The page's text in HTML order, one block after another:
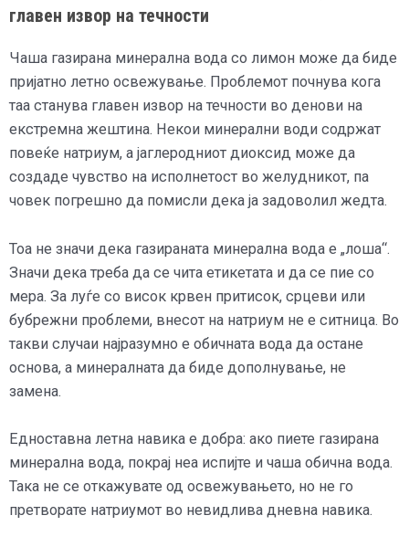
главен извор на течности
Чаша газирана минерална вода со лимон може да биде
пријатно летно освежување. Проблемот почнува кога
таа станува главен извор на течности во денови на
екстремна жештина. Некои минерални води содржат
повеќе натриум, а јаглеродниот диоксид може да
создаде чувство на исполнетост во желудникот, па
човек погрешно да помисли дека ја задоволил жедта.
Тоа не значи дека газираната минерална вода е „лоша“.
Значи дека треба да се чита етикетата и да се пие со
мера. За луѓе со висок крвен притисок, срцеви или
бубрежни проблеми, внесот на натриум не е ситница. Во
такви случаи најразумно е обичната вода да остане
основа, а минералната да биде дополнување, не
замена.
Едноставна летна навика е добра: ако пиете газирана
минерална вода, покрај неа испијте и чаша обична вода.
Така не се откажувате од освежувањето, но не го
претворате натриумот во невидлива дневна навика.